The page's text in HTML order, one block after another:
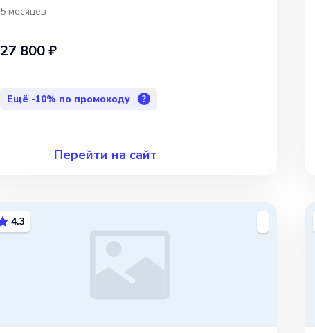
5 месяцев
27 800 ₽
Ещё -10% по промокоду ?
Перейти на сайт
4.3